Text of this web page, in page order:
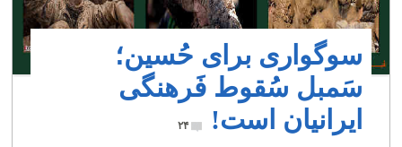
سوگواری برای حُسین؛
سَمبل سُقوط فَرهنگی
ایرانیان است!
۲۴